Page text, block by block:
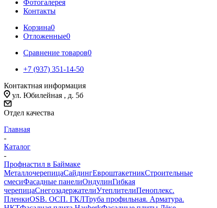
Фотогалерея
Контакты
Корзина0
Отложенные0
Сравнение товаров0
+7 (937) 351-14-50
Контактная информация
ул. Юбилейная , д. 5б
Отдел качества
Главная
-
Каталог
-
Профнастил в Баймаке
МеталлочерепицаСайдингЕвроштакетникСтроительные
смесиФасадные панелиОндулинГибкая
черепицаСнегозадержателиУтеплителиПеноплекс.
ПленкиOSB. ОСП. ГКЛТруба профильная. Арматура.